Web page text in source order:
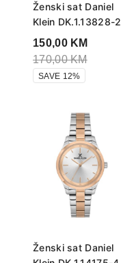
Ženski sat Daniel
Klein DK.1.13828-2
150,00 KM
170,00KM
SAVE 12%
Ženski sat Daniel